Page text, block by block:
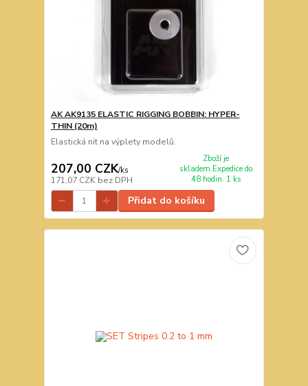
AK AK9135 ELASTIC RIGGING BOBBIN: HYPER-
THIN (20m)
Elastická nit na výplety modelů.
207,00 CZK/ks
171,07 CZK bez DPH
Zboží je
skladem.Expedice do
48 hodin. 1 ks
Přidat do košíku